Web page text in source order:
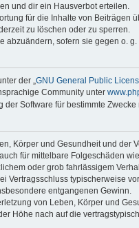
und dir ein Hausverbot erteilen.
für die Inhalte von
zu löschen oder zu sperren.
abzuändern, sofern sie gegen o.
der „GNU General Public
Community unter
Software für bestimmte
Körper und Gesundheit und
für mittelbare Folgeschäden
oder grob fahrlässigem
Vertragsschluss typischerweise
entgangenen Gewinn.
von Leben, Körper und
Höhe nach auf die